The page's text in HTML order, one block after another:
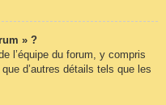
» ?
l’équipe du forum, y compris
d’autres détails tels que les